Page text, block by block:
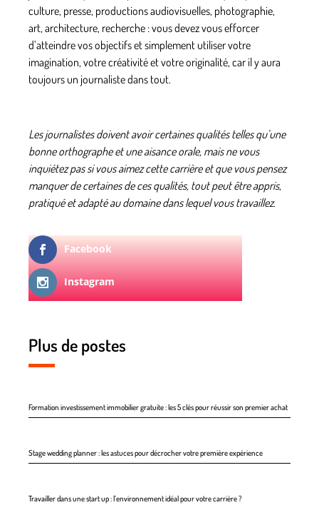
culture, presse, productions audiovisuelles, photographie,
art, architecture, recherche : vous devez vous efforcer
d’atteindre vos objectifs et simplement utiliser votre
imagination, votre créativité et votre originalité, car il y aura
toujours un journaliste dans tout.
Les journalistes doivent avoir certaines qualités telles qu’une
bonne orthographe et une aisance orale, mais ne vous
inquiétez pas si vous aimez cette carrière et que vous pensez
manquer de certaines de ces qualités, tout peut être appris,
pratiqué et adapté au domaine dans lequel vous travaillez.
Facebook
Instagram
Plus de postes
Formation investissement immobilier gratuite : les 5 clés pour réussir son premier achat
Stage wedding planner : les astuces pour décrocher votre première expérience
Travailler dans une start up : l’environnement idéal pour votre carrière ?